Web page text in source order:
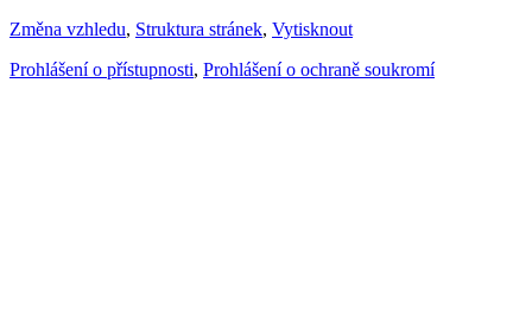
Změna vzhledu, Struktura stránek, Vytisknout
Prohlášení o přístupnosti, Prohlášení o ochraně soukromí